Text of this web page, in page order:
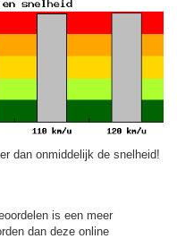
dan onmiddelijk de snelheid!
is een meer
dan deze online